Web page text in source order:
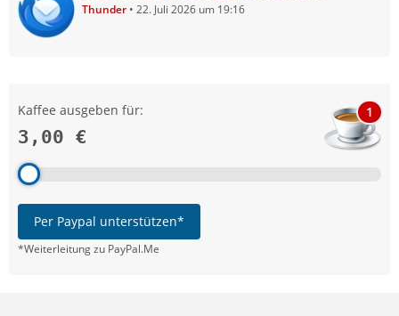
Thunder 22. Juli 2026 um 19:16
Kaffee ausgeben für:
3,00 €
1
Per Paypal unterstützen*
*Weiterleitung zu PayPal.Me